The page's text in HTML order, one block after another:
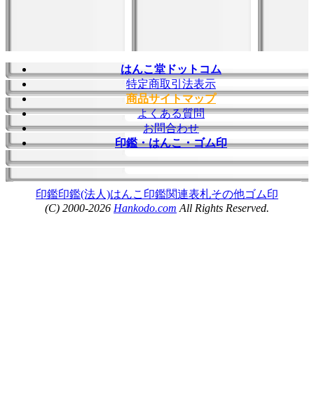
はんこ堂ドットコム
特定商取引法表示
商品サイトマップ
よくある質問
お問合わせ
印鑑・はんこ・ゴム印
印鑑印鑑(法人)はんこ 印鑑関連表札その他ゴム印
(C) 2000-2026 Hankodo.com All Rights Reserved.